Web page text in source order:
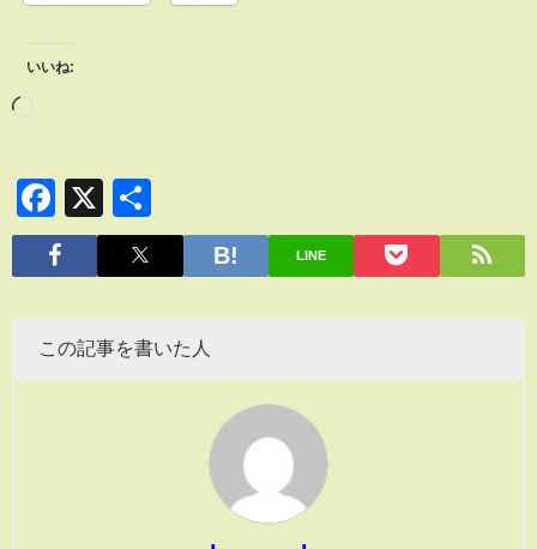
いいね:
Facebook
X
有
LINE
この記事を書いた人